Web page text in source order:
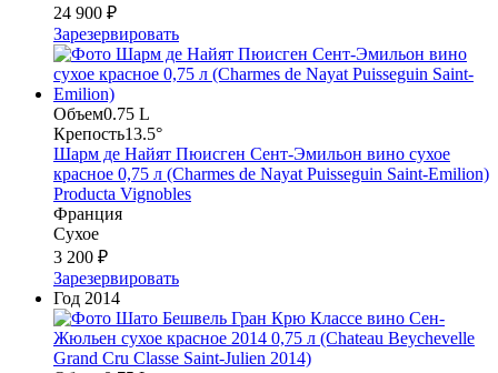
24 900 ₽
Зарезервировать
Объем0.75 L
Крепость13.5°
Шарм де Найят Пюисген Сент-Эмильон вино сухое
красное 0,75 л (Charmes de Nayat Puisseguin Saint-Emilion)
Producta Vignobles
Франция
Сухое
3 200 ₽
Зарезервировать
Год 2014